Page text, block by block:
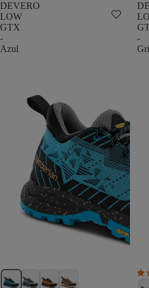
DEVERO
LOW
GTX
-
Azul
-